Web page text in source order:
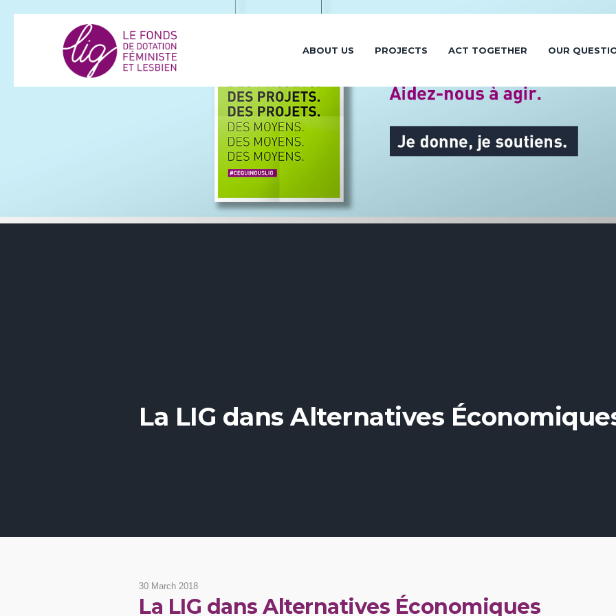
ABOUT US PROJECTS ACT TOGETHER OUR
La LIG dans Alternatives
30 March 2018
La LIG dans Alternatives Économiques